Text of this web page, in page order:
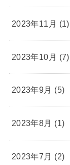
2023年11月 (1)
2023年10月 (7)
2023年9月 (5)
2023年8月 (1)
2023年7月 (2)